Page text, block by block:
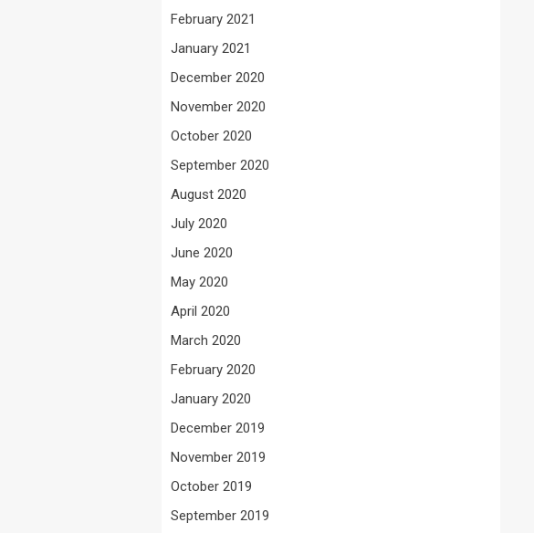
February 2021
January 2021
December 2020
November 2020
October 2020
September 2020
August 2020
July 2020
June 2020
May 2020
April 2020
March 2020
February 2020
January 2020
December 2019
November 2019
October 2019
September 2019